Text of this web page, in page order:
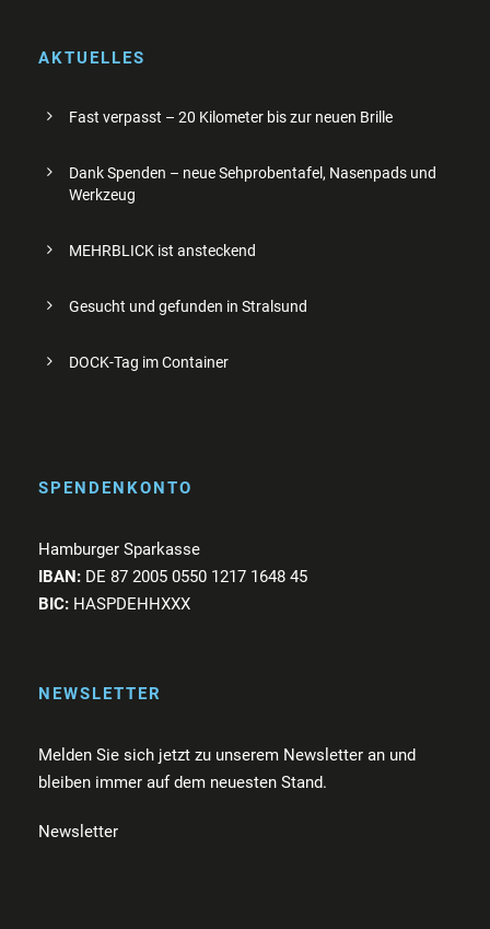
AKTUELLES
Fast verpasst – 20 Kilometer bis zur neuen Brille
Dank Spenden – neue Sehprobentafel, Nasenpads und
Werkzeug
MEHRBLICK ist ansteckend
Gesucht und gefunden in Stralsund
DOCK-Tag im Container
SPENDENKONTO
Hamburger Sparkasse
IBAN: DE 87 2005 0550 1217 1648 45
BIC: HASPDEHHXXX
NEWSLETTER
Melden Sie sich jetzt zu unserem Newsletter an und
bleiben immer auf dem neuesten Stand.
Newsletter